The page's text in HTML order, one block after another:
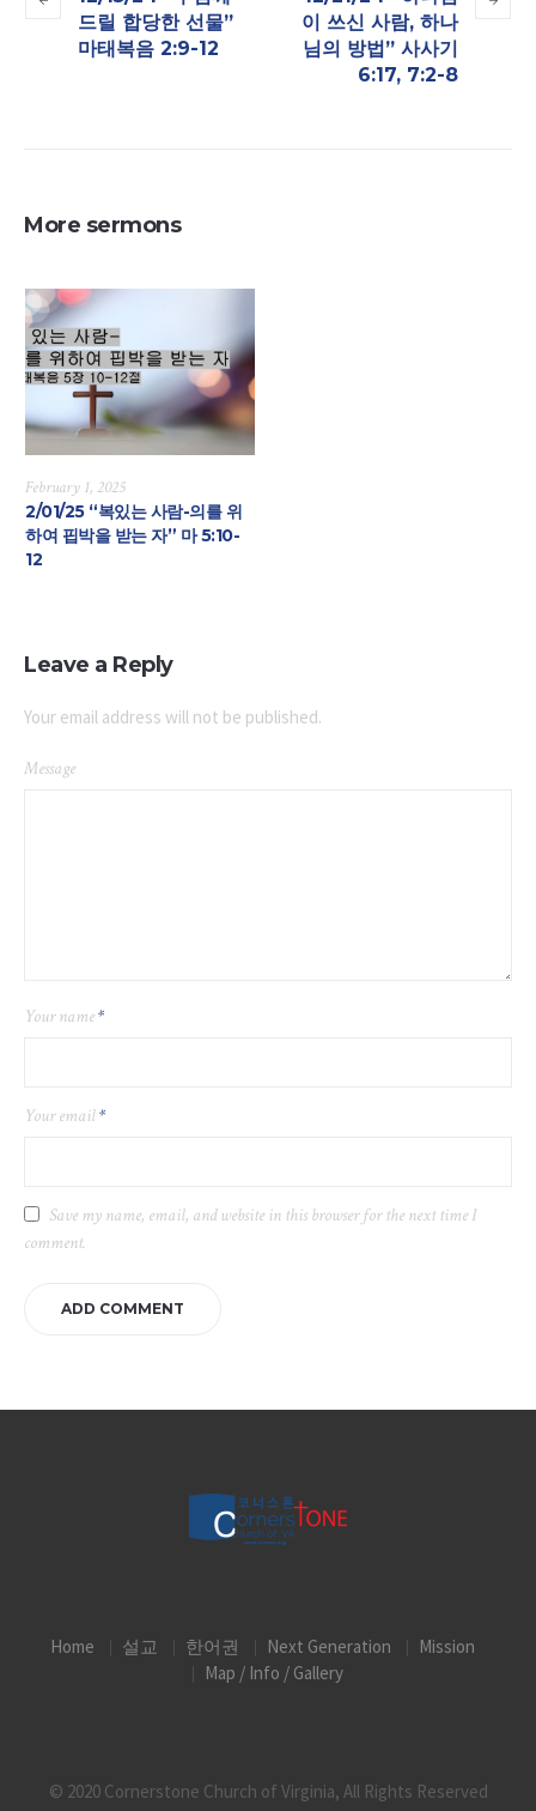
드릴 합당한 선물”
마태복음 2:9-12
이 쓰신 사람, 하나
님의 방법” 사사기
6:17, 7:2-8
More sermons
February 1, 2025
2/01/25 “복있는 사람-의를 위
하여 핍박을 받는 자” 마 5:10-
12
Leave a Reply
Your email address will not be published.
Message
Your name*
Your email*
Save my name, email, and website in this browser for the next time I
comment.
Home 설교 한어권 Next Generation
Mission
Map / Info / Gallery
© 2020 Cornerstone Church of Virginia, All Rights Reserved